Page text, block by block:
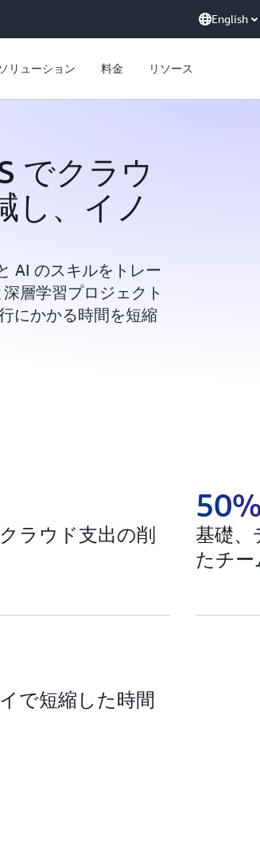
English
ソリューション 料金 リソース
でクラウ
し、イノ
AI のスキルをトレー
層学習プロジェクト
にかかる時間を短縮
ラウド支出の削
基礎、
たチー
50%
で短縮した時間